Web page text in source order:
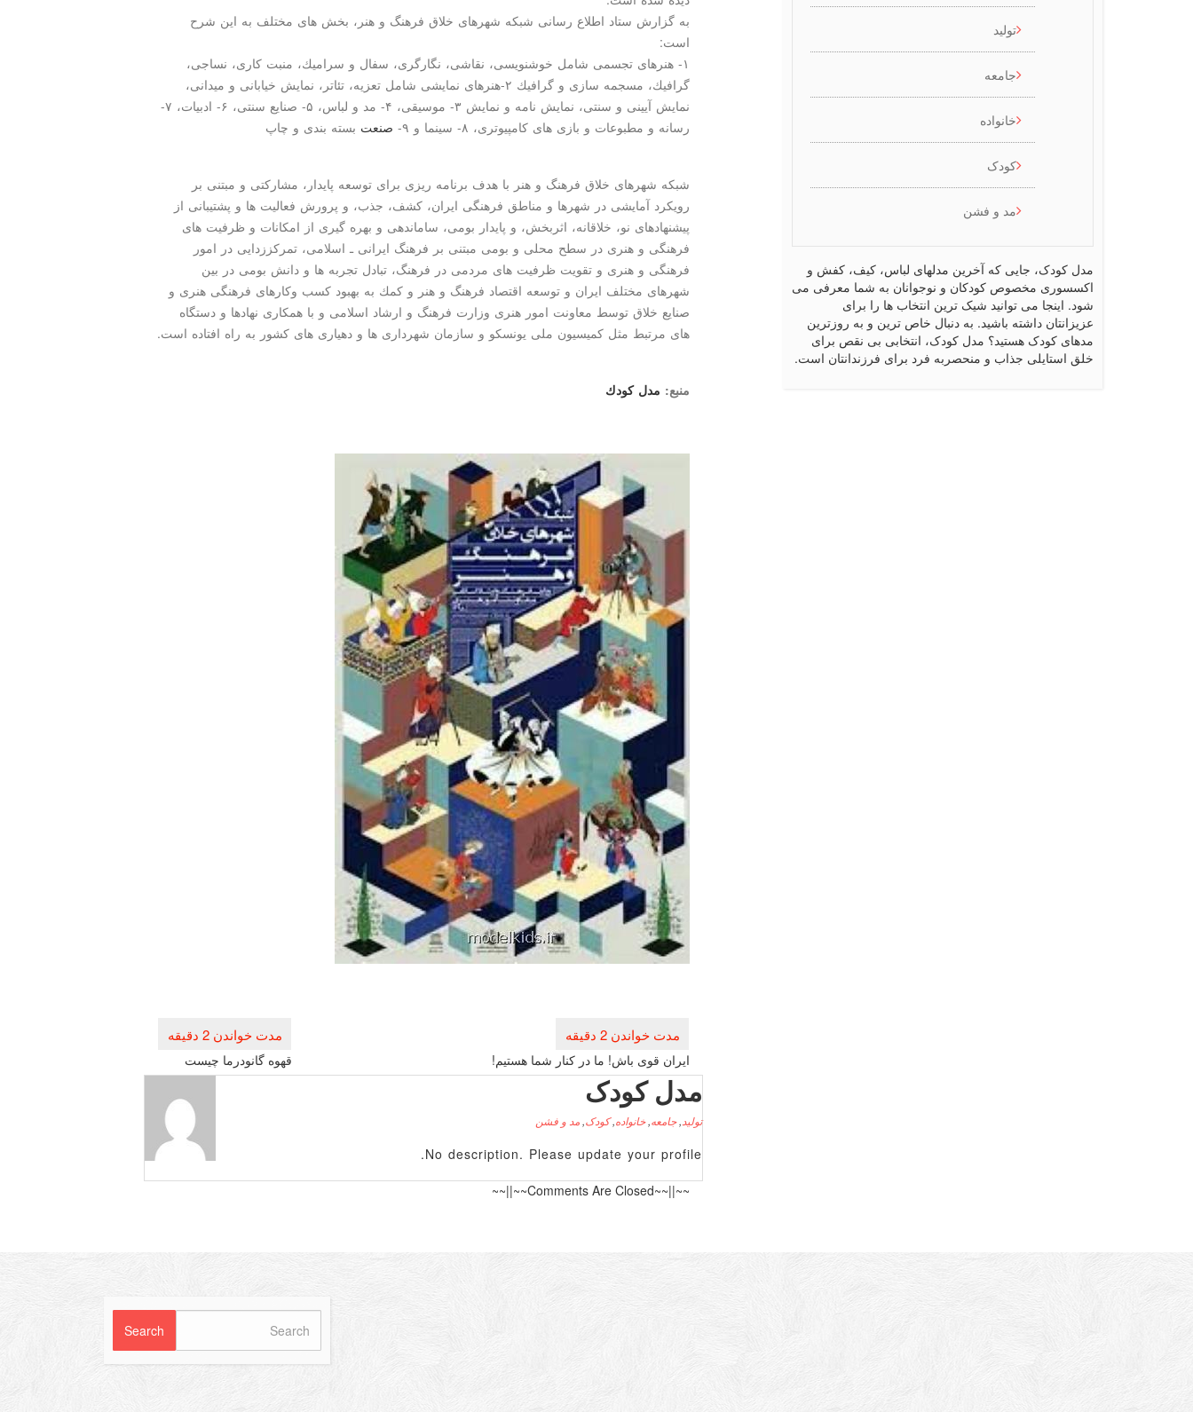
به گزارش ستاد اطلاع رسانی شبكه شهرهای خلاق فرهنگ و هنر، بخش های مختلف به این شرح
است:
۱- هنرهای تجسمی شامل خوشنویسی، نقاشی، نگارگری، سفال و سرامیك، منبت كاری، نساجی،
گرافیك، مسجمه سازی و گرافیك ۲-هنرهای نمایشی شامل تعزیه، تئاتر، نمایش خیابانی و میدانی،
نمایش آیینی و سنتی، نمایش نامه و نمایش ۳- موسیقی، ۴- مد و لباس، ۵- صنایع سنتی، ۶- ادبیات، ۷-
رسانه و مطبوعات و بازی های كامپیوتری، ۸- سینما و ۹-
صنعت بسته بندی و چاپ
شبكه شهرهای خلاق فرهنگ و هنر با هدف برنامه ریزی برای توسعه پایدار، مشاركتی و مبتنی بر
رویكرد آمایشی در شهرها و مناطق فرهنگی ایران، كشف، جذب، و پرورش فعالیت ها و پشتیبانی از
پیشنهادهای نو، خلاقانه، اثربخش، و پایدار بومی، ساماندهی و بهره گیری از امكانات و ظرفیت های
فرهنگی و هنری در سطح محلی و بومی مبتنی بر فرهنگ ایرانی ـ اسلامی، تمركززدایی در امور
فرهنگی و هنری و تقویت ظرفیت های مردمی در فرهنگ، تبادل تجربه ها و دانش بومی در بین
شهرهای مختلف ایران و توسعه اقتصاد فرهنگ و هنر و كمك به بهبود كسب وكارهای فرهنگی هنری و
صنایع خلاق توسط معاونت امور هنری وزارت فرهنگ و ارشاد اسلامی و با همكاری نهادها و دستگاه
های مرتبط مثل كمیسیون ملی یونسكو و سازمان شهرداری ها و دهیاری های كشور به راه افتاده است.
منبع: مدل كودك
راهبری
نوشته قهوه گانودرما چیست ایران قوی باش! ما در كنار شما هستیم!
مدل کودک
تولید ,جامعه,خانواده,کودک, مد و فشن
No description. Please update your profile.
~~||~~Comments Are Closed~~||~~
تولید
جامعه
خانواده
کودک
مد و فشن
مدل کودک، جایی که آخرین مدلهای لباس، کیف، کفش و
اکسسوری مخصوص کودکان و نوجوانان به شما معرفی می
شود. اینجا می توانید شیک ترین انتخاب ها را برای
عزیزانتان داشته باشید. به دنبال خاص ترین و به روزترین
مدهای کودک هستید؟ مدل کودک، انتخابی بی نقص برای
خلق استایلی جذاب و منحصربه فرد برای فرزندانتان است.